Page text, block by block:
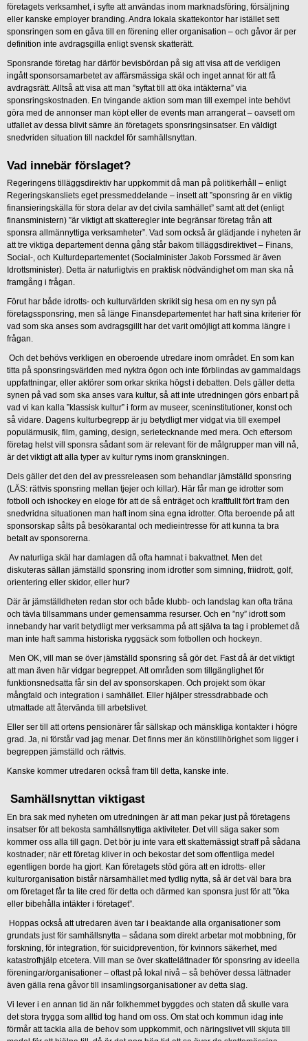
företagets verksamhet, i syfte att användas inom marknadsföring, försäljning
eller kanske employer branding. Andra lokala skattekontor har istället sett
sponsringen som en gåva till en förening eller organisation – och gåvor är per
definition inte avdragsgilla enligt svensk skatterätt.
Sponsrande företag har därför bevisbördan på sig att visa att de verkligen
ingått sponsorsamarbetet av affärsmässiga skäl och inget annat för att få
avdragsrätt. Alltså att visa att man ”syftat till att öka intäkterna” via
sponsringskostnaden. En tvingande aktion som man till exempel inte behövt
göra med de annonser man köpt eller de events man arrangerat – oavsett om
utfallet av dessa blivit sämre än företagets sponsringsinsatser. En väldigt
snedvriden situation till nackdel för samhällsnyttan.
Vad innebär förslaget?
Regeringens tilläggsdirektiv har uppkommit då man på politikerhåll – enligt
Regeringskansliets eget pressmeddelande – insett att ”sponsring är en viktig
finansieringskälla för stora delar av det civila samhället” samt att det (enligt
finansministern) ”är viktigt att skatteregler inte begränsar företag från att
sponsra allmännyttiga verksamheter”. Vad som också är glädjande i nyheten är
att tre viktiga departement denna gång står bakom tilläggsdirektivet – Finans,
Social-, och Kulturdepartementet (Socialminister Jakob Forssmed är även
Idrottsminister). Detta är naturligtvis en praktisk nödvändighet om man ska nå
framgång i frågan.
Förut har både idrotts- och kulturvärlden skrikit sig hesa om en ny syn på
företagssponsring, men så länge Finansdepartementet har haft sina kriterier för
vad som ska anses som avdragsgillt har det varit omöjligt att komma längre i
frågan.
Och det behövs verkligen en oberoende utredare inom området. En som kan
titta på sponsringsvärlden med nyktra ögon och inte förblindas av gammaldags
uppfattningar, eller aktörer som orkar skrika högst i debatten. Dels gäller detta
synen på vad som ska anses vara kultur, så att inte utredningen görs enbart på
vad vi kan kalla ”klassisk kultur” i form av museer, sceninstitutioner, konst och
så vidare. Dagens kulturbegrepp är ju betydligt mer vidgat via till exempel
populärmusik, film, gaming, design, serietecknande med mera. Och eftersom
företag helst vill sponsra sådant som är relevant för de målgrupper man vill nå,
är det viktigt att alla typer av kultur ryms inom granskningen.
Dels gäller det den del av pressreleasen som behandlar jämställd sponsring
(LÄS: rättvis sponsring mellan tjejer och killar). Här får man ge idrotter som
fotboll och ishockey en eloge för att de så enträget och kraftfullt fört fram den
snedvridna situationen man haft inom sina egna idrotter. Ofta beroende på att
sponsorskap sålts på besökarantal och medieintresse för att kunna ta bra
betalt av sponsorerna.
Av naturliga skäl har damlagen då ofta hamnat i bakvattnet. Men det
diskuteras sällan jämställd sponsring inom idrotter som simning, friidrott, golf,
orientering eller skidor, eller hur?
Där är jämställdheten redan stor och både klubb- och landslag kan ofta träna
och tävla tillsammans under gemensamma resurser. Och en ”ny” idrott som
innebandy har varit betydligt mer verksamma på att själva ta tag i problemet då
man inte haft samma historiska ryggsäck som fotbollen och hockeyn.
Men OK, vill man se över jämställd sponsring så gör det. Fast då är det viktigt
att man även här vidgar begreppet. Att områden som tillgänglighet för
funktionsnedsatta får sin del av sponsorskapen. Och projekt som ökar
mångfald och integration i samhället. Eller hjälper stressdrabbade och
utmattade att återvända till arbetslivet.
Eller ser till att ortens pensionärer får sällskap och mänskliga kontakter i högre
grad. Ja, ni förstår vad jag menar. Det finns mer än könstillhörighet som ligger i
begreppen jämställd och rättvis.
Kanske kommer utredaren också fram till detta, kanske inte.
Samhällsnyttan viktigast
En bra sak med nyheten om utredningen är att man pekar just på företagens
insatser för att bekosta samhällsnyttiga aktiviteter. Det vill säga saker som
kommer oss alla till gagn. Det bör ju inte vara ett skattemässigt straff på sådana
kostnader; när ett företag kliver in och bekostar det som offentliga medel
egentligen borde ha gjort. Kan företagets stöd göra att en idrotts- eller
kulturorganisation bistår närsamhället med tydlig nytta, så är det väl bara bra
om företaget får ta lite cred för detta och därmed kan sponsra just för att ”öka
eller bibehålla intäkter i företaget”.
Hoppas också att utredaren även tar i beaktande alla organisationer som
grundats just för samhällsnytta – sådana som direkt arbetar mot mobbning, för
forskning, för integration, för suicidprevention, för kvinnors säkerhet, med
katastrofhjälp etcetera. Vill man se över skattelättnader för sponsring av ideella
föreningar/organisationer – oftast på lokal nivå – så behöver dessa lättnader
även gälla rena gåvor till insamlingsorganisationer av detta slag.
Vi lever i en annan tid än när folkhemmet byggdes och staten då skulle vara
det stora trygga som alltid tog hand om oss. Om stat och kommun idag inte
förmår att tackla alla de behov som uppkommit, och näringslivet vill skjuta till